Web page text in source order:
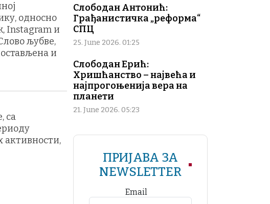
односно
Instagram и
љубве,
и
са
активности,
Слободан Антонић:
Грађанистичка „реформа“
СПЦ
25. June 2026. 01:25
Слободан Ерић:
Хришћанство – највећа и
најпрогоњенија вера на
планети
21. June 2026. 05:23
ПРИЈАВА ЗА
NEWSLETTER
Email